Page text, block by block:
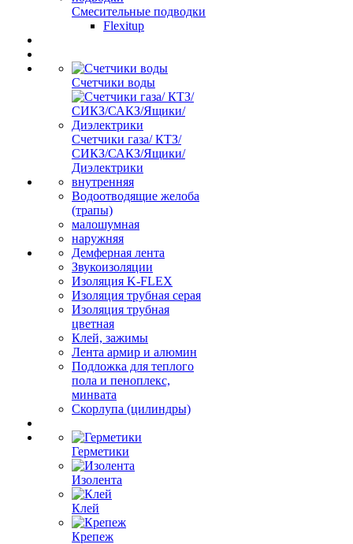
Смесительные подводки
Flexitup
Счетчики воды
Счетчики газа/ КТЗ/
СИКЗ/САКЗ/Ящики/
Диэлектрики
внутренняя
Водоотводящие желоба
(трапы)
малошумная
наружняя
Демферная лента
Звукоизоляции
Изоляция K-FLEX
Изоляция трубная серая
Изоляция трубная
цветная
Клей, зажимы
Лента армир и алюмин
Подложка для теплого
пола и пеноплекс,
минвата
Скорлупа (цилиндры)
Герметики
Изолента
Клей
Крепеж